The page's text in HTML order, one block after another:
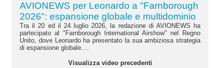
AVIONEWS per Leonardo a "Farnborough
2026": espansione globale e multidominio
Tra il 20 ed il 24 luglio 2026, la redazione di AVIONEWS ha
partecipato al "Farnborough International Airshow" nel Regno
Unito, dove Leonardo ha presentato la sua ambiziosa strategia
di espansione globale....
Visualizza video precedenti